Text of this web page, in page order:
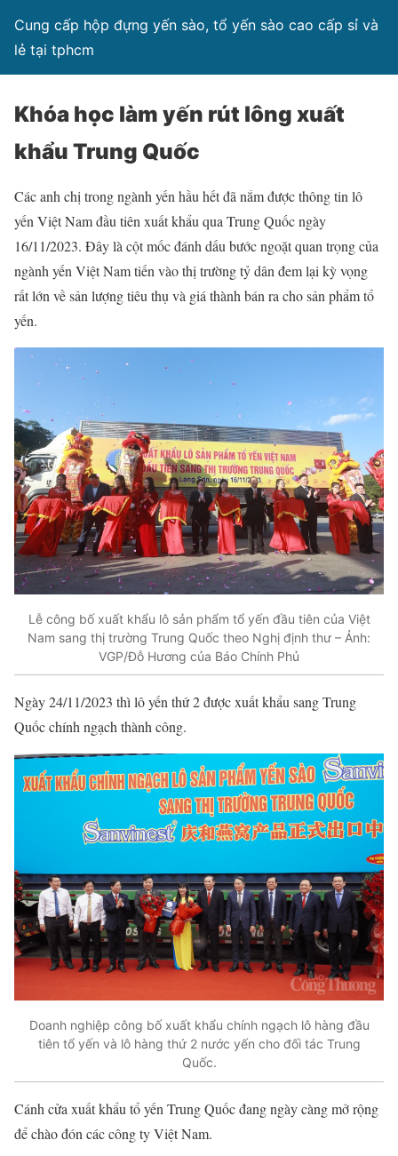
Cung cấp hộp đựng yến sào, tổ yến sào cao cấp sỉ và
lẻ tại tphcm
Khóa học làm yến rút lông xuất
khẩu Trung Quốc
Các anh chị trong ngành yến hầu hết đã nắm được thông tin lô
yến Việt Nam đầu tiên xuất khẩu qua Trung Quốc ngày
16/11/2023. Đây là cột mốc đánh dấu bước ngoặt quan trọng của
ngành yến Việt Nam tiến vào thị trường tỷ dân đem lại kỳ vọng
rất lớn về sản lượng tiêu thụ và giá thành bán ra cho sản phẩm tổ
yến.
Lễ công bố xuất khẩu lô sản phẩm tổ yến đầu tiên của Việt
Nam sang thị trường Trung Quốc theo Nghị định thư – Ảnh:
VGP/Đỗ Hương của Báo Chính Phủ
Ngày 24/11/2023 thì lô yến thứ 2 được xuất khẩu sang Trung
Quốc chính ngạch thành công.
Doanh nghiệp công bố xuất khẩu chính ngạch lô hàng đầu
tiên tổ yến và lô hàng thứ 2 nước yến cho đối tác Trung
Quốc.
Cánh cửa xuất khẩu tổ yến Trung Quốc đang ngày càng mở rộng
để chào đón các công ty Việt Nam.